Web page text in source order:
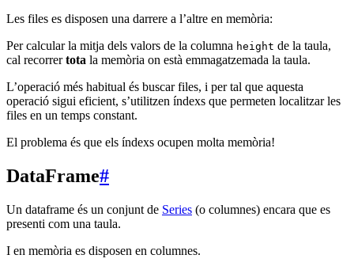
Les files es disposen una darrere a l’altre en memòria:
Per calcular la mitja dels valors de la columna height de la taula,
cal recorrertota la memòria on està emmagatzemada la taula.
L’operació més habitual és buscar files, i per tal que aquesta
operació sigui eficient, s’utilitzen índexs que permeten localitzar les
files en un temps constant.
El problema és que els índexs ocupen molta memòria!
DataFrame#
Un dataframe és un conjunt de Series (o columnes) encara que es
presenti com una taula.
I en memòria es disposen en columnes.